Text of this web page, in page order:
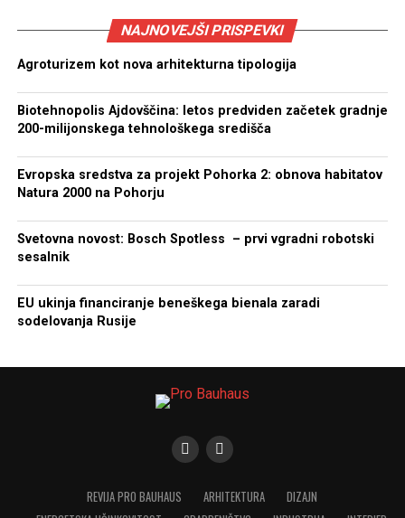
NAJNOVEJŠI PRISPEVKI
Agroturizem kot nova arhitekturna tipologija
Biotehnopolis Ajdovščina: letos predviden začetek gradnje
200-milijonskega tehnološkega središča
Evropska sredstva za projekt Pohorka 2: obnova habitatov
Natura 2000 na Pohorju
Svetovna novost: Bosch Spotless – prvi vgradni robotski
sesalnik
EU ukinja financiranje beneškega bienala zaradi
sodelovanja Rusije
REVIJA PRO BAUHAUS ARHITEKTURA
DIZAJN